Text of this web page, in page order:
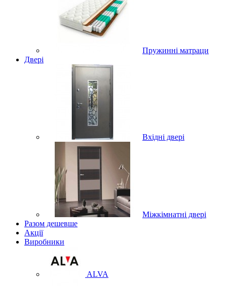
Пружинні матраци
Двері
Вхідні двері
Міжкімнатні двері
Разом дешевше
Акції
Виробники
ALVA